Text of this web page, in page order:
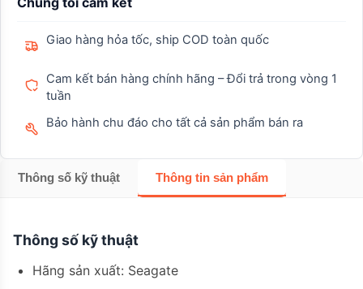
Giao hàng hỏa tốc, ship COD toàn quốc
Cam kết bán hàng chính hãng – Đổi trả trong vòng 1
tuần
Bảo hành chu đáo cho tất cả sản phẩm bán ra
Thông số kỹ thuật Thông tin sản phẩm
Thông số kỹ thuật
Hãng sản xuất: Seagate